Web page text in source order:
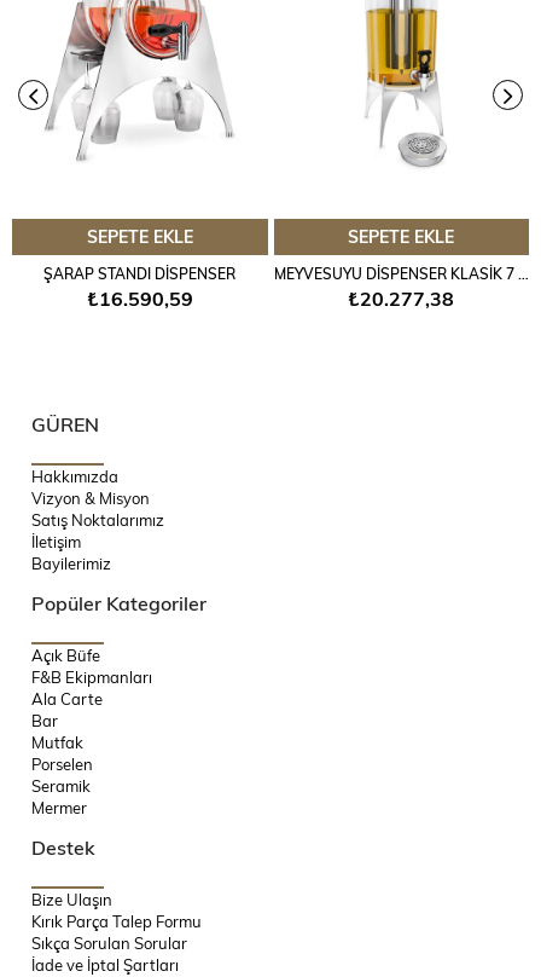
SEPETE EKLE
ŞARAP STANDI DİSPENSER
₺16.590,59
SEPETE EKLE
₺20.277,38
GÜREN
Hakkımızda
Vizyon & Misyon
Satış Noktalarımız
İletişim
Bayilerimiz
Popüler Kategoriler
Açık Büfe
F&B Ekipmanları
Ala Carte
Bar
Mutfak
Porselen
Seramik
Mermer
Destek
Bize Ulaşın
Kırık Parça Talep Formu
Sıkça Sorulan Sorular
İade ve İptal Şartları